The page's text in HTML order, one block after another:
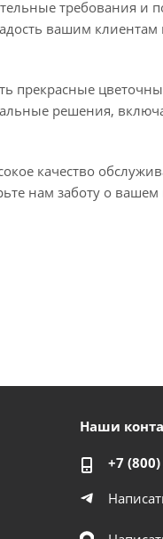
требования и
вашим клиентам
прекрасные
решения,
качество
нам заботу о вашем
Наши
+7